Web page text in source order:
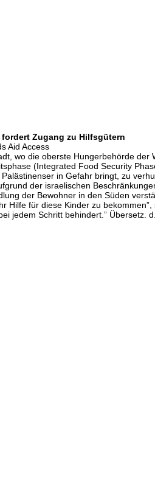
fordert Zugang zu Hilfsgütern
Aid Access
wo die oberste Hungerbehörde
(Integrated Food Security
in Gefahr bringt, zu
der israelischen
der Bewohner in den Süden
Hilfe für diese Kinder zu
jedem Schritt behindert.” Übersetz.